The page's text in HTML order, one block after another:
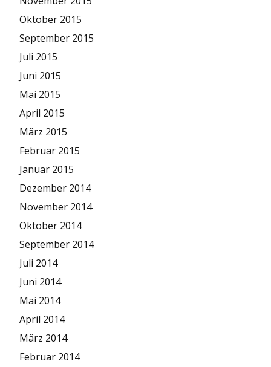
Oktober 2015
September 2015
Juli 2015
Juni 2015
Mai 2015
April 2015
März 2015
Februar 2015
Januar 2015
Dezember 2014
November 2014
Oktober 2014
September 2014
Juli 2014
Juni 2014
Mai 2014
April 2014
März 2014
Februar 2014